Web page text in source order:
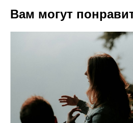
Вам могут